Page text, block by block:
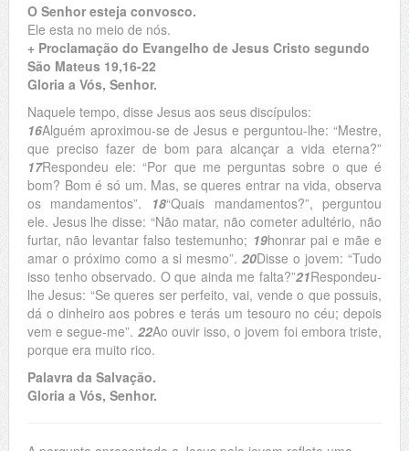
O Senhor esteja convosco.
Ele esta no meio de nós.
+ Proclamação do Evangelho de Jesus Cristo segundo
São Mateus 19,16-22
Gloria a Vós, Senhor.
Naquele tempo, disse Jesus aos seus discípulos:
16Alguém aproximou-se de Jesus e perguntou-lhe: “Mestre,
que preciso fazer de bom para alcançar a vida eterna?”
17Respondeu ele: “Por que me perguntas sobre o que é
bom? Bom é só um. Mas, se queres entrar na vida, observa
os mandamentos”. 18“Quais mandamentos?”, perguntou
ele. Jesus lhe disse: “Não matar, não cometer adultério, não
furtar, não levantar falso testemunho; 19honrar pai e mãe e
amar o próximo como a si mesmo”. 20Disse o jovem: “Tudo
isso tenho observado. O que ainda me falta?”21Respondeu-
lhe Jesus: “Se queres ser perfeito, vai, vende o que possuis,
dá o dinheiro aos pobres e terás um tesouro no céu; depois
vem e segue-me”. 22Ao ouvir isso, o jovem foi embora triste,
porque era muito rico.
Palavra da Salvação.
Gloria a Vós, Senhor.